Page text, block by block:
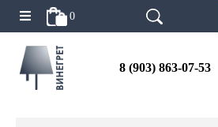
0
8 (903) 863-07-53